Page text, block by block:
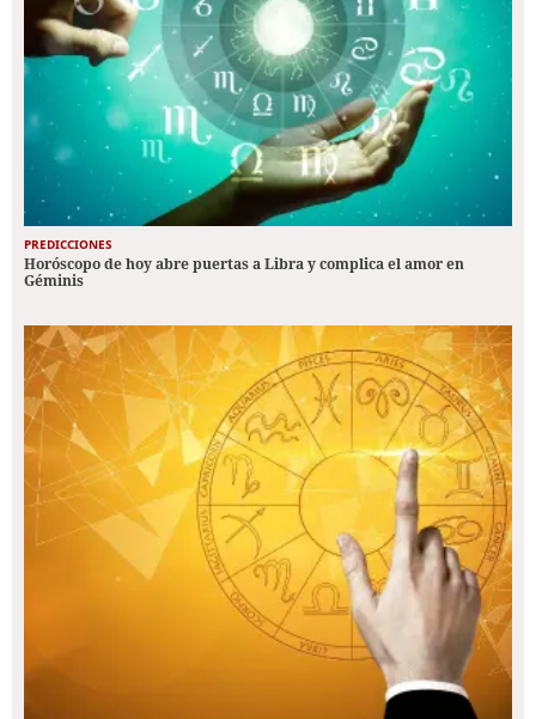
PREDICCIONES
Horóscopo de hoy abre puertas a Libra y complica el amor en
Géminis